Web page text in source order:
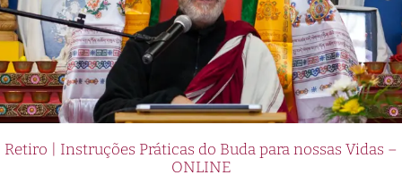
Retiro | Instruções Práticas do Buda para nossas Vidas –
ONLINE